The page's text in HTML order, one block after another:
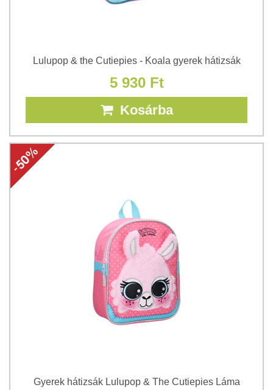
Lulupop & the Cutiepies - Koala gyerek hátizsák
5 930 Ft
Kosárba
Gyerek hátizsák Lulupop & The Cutiepies Láma